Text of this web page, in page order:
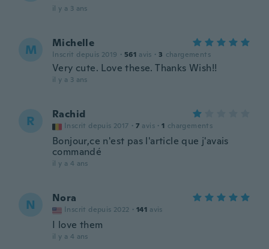
il y a 3 ans
M Michelle
Inscrit depuis 2019 · 561 avis · 3 chargements
Very cute. Love these. Thanks Wish!!
il y a 3 ans
R Rachid
Inscrit depuis 2017 · 7 avis · 1 chargements
Bonjour,ce n'est pas l'article que j'avais
commandé
il y a 4 ans
N Nora
Inscrit depuis 2022 · 141 avis
I love them
il y a 4 ans